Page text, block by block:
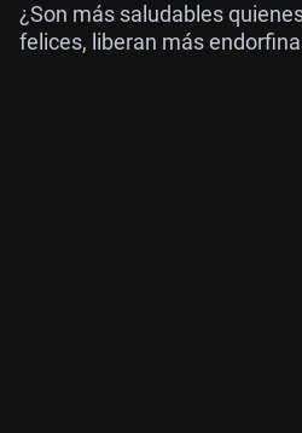
¿Son más saludables
felices, liberan más